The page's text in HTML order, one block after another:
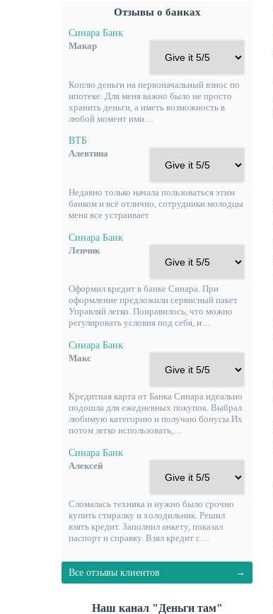
Отзывы о банках
Синара Банк
Макар
Коплю деньги на первоначальный взнос по
ипотеке. Для меня важно было не просто
хранить деньги, а иметь возможность в
любой момент ими…
ВТБ
Алевтина
Недавно только начала пользоваться этим
банком и всё отлично, сотрудники молодцы
меня все устраивает
Синара Банк
Ленчик
Оформил кредит в банке Синара. При
оформление предложили сервисный пакет
Управляй легко. Понравилось, что можно
регулировать условия под себя, и…
Синара Банк
Макс
Кредитная карта от Банка Синара идеально
подошла для ежедневных покупок. Выбрал
любимую категорию и получаю бонусы.Их
потом легко использовать,…
Синара Банк
Алексей
Сломалась техника и нужно было срочно
купить стиралку и холодильник. Решил
взять кредит. Заполнил анкету, показал
паспорт и справку. Взял кредит с…
Все отзывы клиентов
Наш канал "Деньги там"